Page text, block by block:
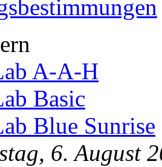
A-A-H
Basic
Blue Sunrise
6. August